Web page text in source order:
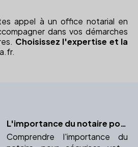
appel à un office notarial en
dans vos démarches
Choisissez l'expertise et la
L'importance du notaire pour sécuriser votre mariage
Comprendre l'importance du